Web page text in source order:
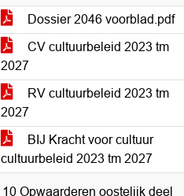
Dossier 2046 voorblad.pdf
CV cultuurbeleid 2023 tm
2027
RV cultuurbeleid 2023 tm
2027
BIJ Kracht voor cultuur
cultuurbeleid 2023 tm 2027
10 Opwaarderen oostelijk deel